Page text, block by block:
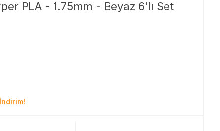
PLA - 1.75mm - Beyaz 6'lı Set